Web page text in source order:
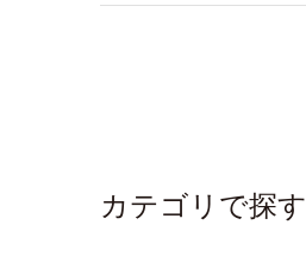
カテゴリで探す